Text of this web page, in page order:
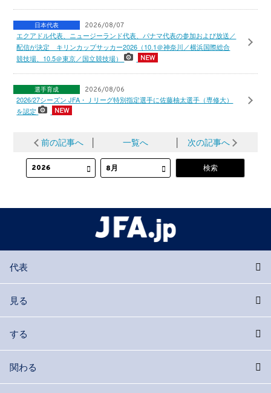
日本代表 2026/08/07
エクアドル代表、ニュージーランド代表、パナマ代表の参加および放送／
配信が決定 キリンカップサッカー2026（10.1＠神奈川／横浜国際総合
競技場、10.5＠東京／国立競技場）
選手育成 2026/08/06
2026/27シーズン JFA・Ｊリーグ特別指定選手に佐藤柚太選手（専修大）
を認定
前の記事へ 一覧へ 次の記事へ
代表
見る
する
関わる